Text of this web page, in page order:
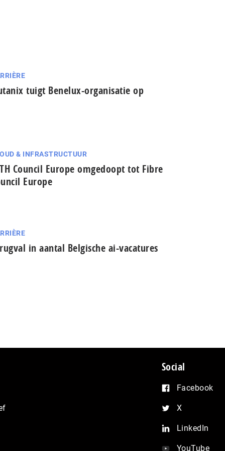
tuigt Benelux-organisatie op
& INFRASTRUCTUUR
Council Europe omgedoopt tot Fibre
Europe
in aantal Belgische ai-vacatures
Social
Facebook
X
LinkedIn
YouTube